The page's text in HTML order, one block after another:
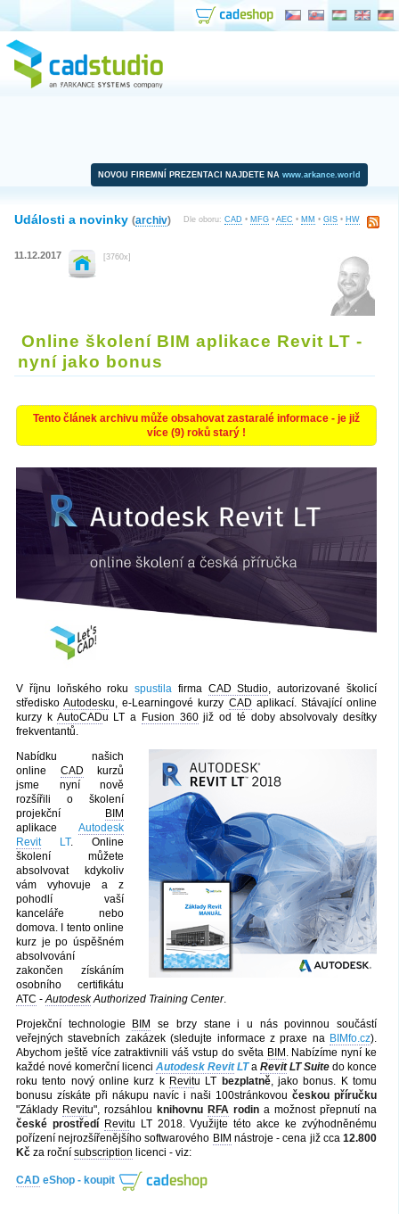
NOVOU FIREMNÍ PREZENTACI NAJDETE NA www.arkance.world
Dle oboru: CAD • MFG • AEC • MM • GIS • HW
Události a novinky (archiv)
11.12.2017 [3760x]
Online školení BIM aplikace Revit LT -
nyní jako bonus
Tento článek archivu může obsahovat zastaralé informace - je již
více (9) roků starý !
V říjnu loňského rokuspustila firma CAD Studio , autorizované školicí
střediskoAutodesku, e-Learningové kurzy CAD aplikací. Stávající online
kurzy k AutoCADu LT a Fusion 360již od té doby absolvovaly desítky
frekventantů.
Nabídku našich
online CAD kurzů
jsme nyní nově
rozšířili o školení
projekční BIM
aplikace Autodesk
RevitLT. Online
školení můžete
absolvovat kdykoliv
vám vyhovuje a z
pohodlí vaší
kanceláře nebo
domova. I tento online
kurz je po úspěšném
absolvování
zakončen získáním
osobního certifikátu
ATC - AutodeskAuthorized Training Center.
Projekční technologie BIM
se brzy stane i u nás povinnou součástí
veřejných stavebních zakázek (sledujte informace z praxe na BIMfo.cz).
Abychom ještě více zatraktivnili váš vstup do světa BIM . Nabízíme nyní ke
každé nové komerční licenci Autodesk RevitLTa RevitLT Suite do konce
roku tento nový online kurz k Revitu LT bezplatně, jako bonus. K tomu
bonusu získáte při nákupu navíc i naši 100stránkovou českou příručku
"Základy Revitu", rozsáhlou knihovnu RFA rodin a možnost přepnutí na
české prostředí Revitu LT 2018. Využijte této akce ke zvýhodněnému
pořízení nejrozšířenějšího softwarového BIM nástroje - cena již cca12.800
Kč za roční subscription licenci - viz:
CAD eShop - koupit